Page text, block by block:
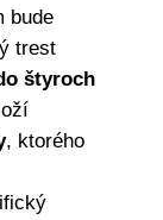
bude
trest
štyroch
, ktorého